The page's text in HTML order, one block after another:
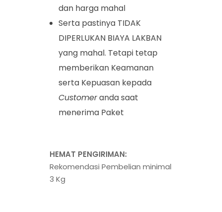
dan harga mahal
Serta pastinya TIDAK
DIPERLUKAN BIAYA LAKBAN
yang mahal. Tetapi tetap
memberikan Keamanan
serta Kepuasan kepada
Customeranda saat
menerima Paket
HEMAT PENGIRIMAN:
Rekomendasi Pembelian minimal
3 Kg